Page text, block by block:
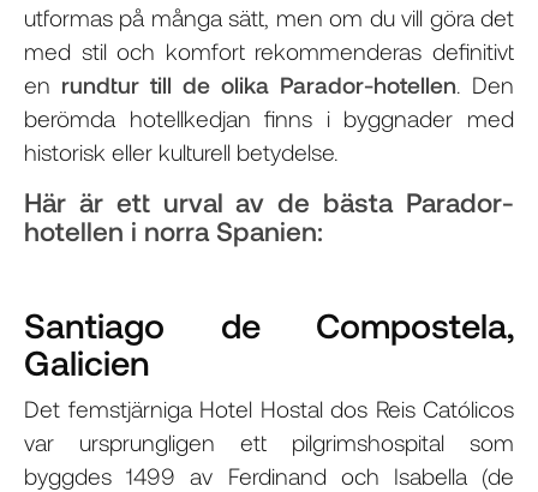
utformas på många sätt, men om du vill göra det
med stil och komfort rekommenderas definitivt
en rundtur till de olika Parador-hotellen. Den
berömda hotellkedjan finns i byggnader med
historisk eller kulturell betydelse.
Här är ett urval av de bästa Parador-
hotellen i norra Spanien:
Santiago de Compostela,
Galicien
Det femstjärniga Hotel Hostal dos Reis Católicos
var ursprungligen ett pilgrimshospital som
byggdes 1499 av Ferdinand och Isabella (de